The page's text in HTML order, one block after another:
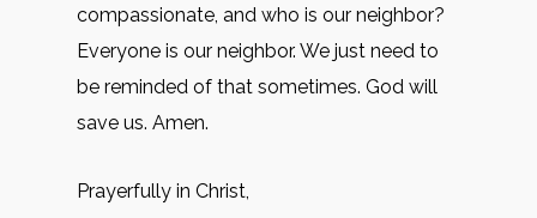
compassionate, and who is our neighbor?
Everyone is our neighbor. We just need to
be reminded of that sometimes. God will
save us. Amen.
Prayerfully in Christ,